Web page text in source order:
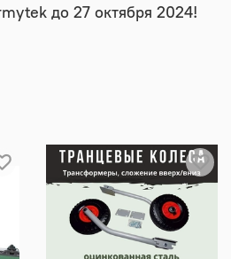
до 27 октября 2024!